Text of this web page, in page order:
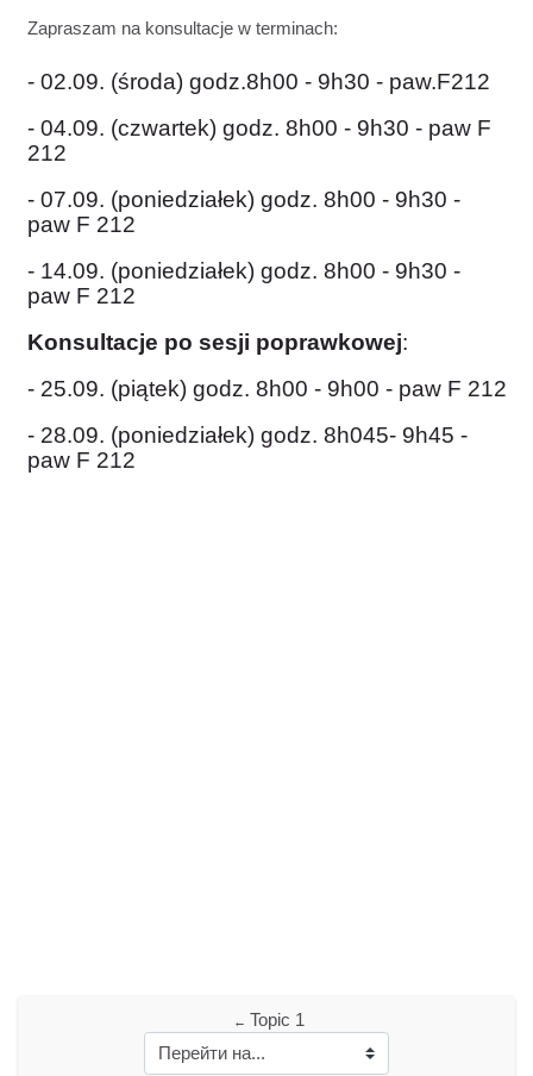
Zapraszam na konsultacje w terminach:
- 02.09. (środa) godz.8h00 - 9h30 - paw.F212
- 04.09. (czwartek) godz. 8h00 - 9h30 - paw F
212
- 07.09. (poniedziałek) godz. 8h00 - 9h30 -
paw F 212
- 14.09. (poniedziałek) godz. 8h00 - 9h30 -
paw F 212
Konsultacje po sesji poprawkowej:
- 25.09. (piątek) godz. 8h00 - 9h00 - paw F 212
- 28.09. (poniedziałek) godz. 8h045- 9h45 -
paw F 212
← Topic 1